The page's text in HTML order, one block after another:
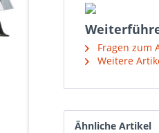
Fragen zum
Weitere
Ähnliche Artikel